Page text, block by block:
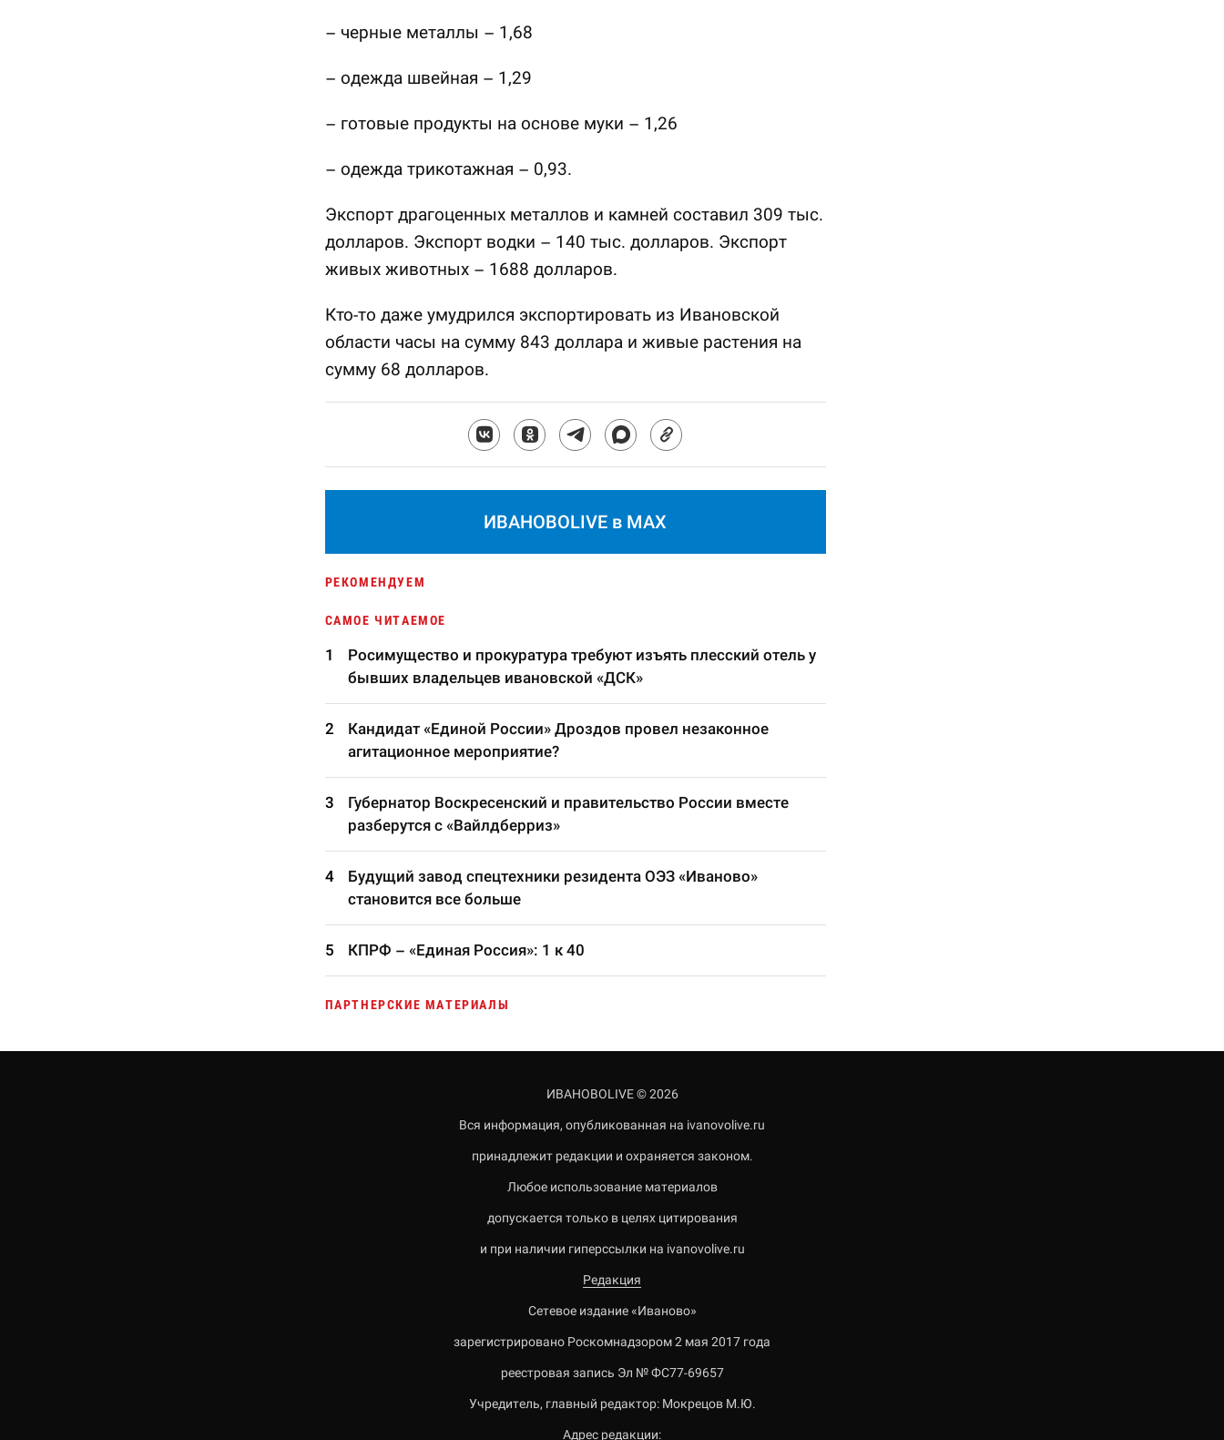
– черные металлы – 1,68
– одежда швейная – 1,29
– готовые продукты на основе муки – 1,26
– одежда трикотажная – 0,93.
Экспорт драгоценных металлов и камней составил 309 тыс.
долларов. Экспорт водки – 140 тыс. долларов. Экспорт
живых животных – 1688 долларов.
Кто-то даже умудрился экспортировать из Ивановской
области часы на сумму 843 доллара и живые растения на
сумму 68 долларов.
ИВАНОВОLIVE в MAX
РЕКОМЕНДУЕМ
САМОЕ ЧИТАЕМОЕ
Росимущество и прокуратура требуют изъять плесский отель у
бывших владельцев ивановской «ДСК»
Кандидат «Единой России» Дроздов провел незаконное
агитационное мероприятие?
Губернатор Воскресенский и правительство России вместе
разберутся с «Вайлдберриз»
Будущий завод спецтехники резидента ОЭЗ «Иваново»
становится все больше
КПРФ – «Единая Россия»: 1 к 40
ПАРТНЕРСКИЕ МАТЕРИАЛЫ
ИВАНОВОLIVE © 2026
Вся информация, опубликованная на ivanovolive.ru
принадлежит редакции и охраняется законом.
Любое использование материалов
допускается только в целях цитирования
и при наличии гиперссылки на ivanovolive.ru
Редакция
Сетевое издание «Иваново»
зарегистрировано Роскомнадзором 2 мая 2017 года
реестровая запись Эл № ФС77-69657
Учредитель, главный редактор: Мокрецов М.Ю.
Адрес редакции: